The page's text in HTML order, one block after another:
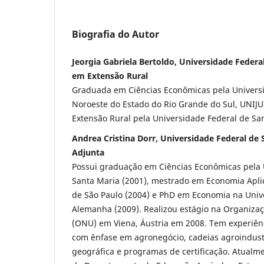
Biografia do Autor
Jeorgia Gabriela Bertoldo, Universidade
em Extensão Rural
Graduada em Ciências Econômicas pela
Noroeste do Estado do Rio Grande do Sul,
Extensão Rural pela Universidade Federal de
Andrea Cristina Dorr, Universidade Federal de
Adjunta
Possui graduação em Ciências Econômicas
Santa Maria (2001), mestrado em Economia
de São Paulo (2004) e PhD em Economia na
Alemanha (2009). Realizou estágio na
(ONU) em Viena, Áustria em 2008. Tem
com ênfase em agronegócio, cadeias
geográfica e programas de certificação.